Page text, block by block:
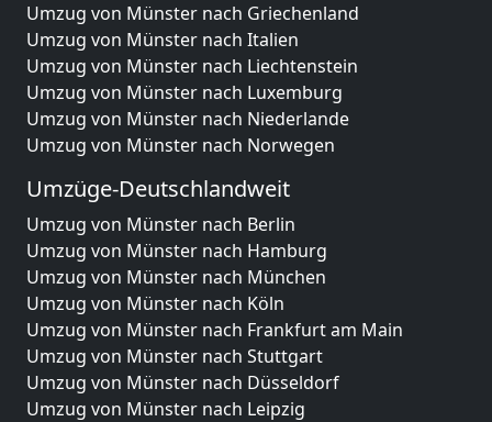
Umzug von Münster nach Griechenland
Umzug von Münster nach Italien
Umzug von Münster nach Liechtenstein
Umzug von Münster nach Luxemburg
Umzug von Münster nach Niederlande
Umzug von Münster nach Norwegen
Umzüge-Deutschlandweit
Umzug von Münster nach Berlin
Umzug von Münster nach Hamburg
Umzug von Münster nach München
Umzug von Münster nach Köln
Umzug von Münster nach Frankfurt am Main
Umzug von Münster nach Stuttgart
Umzug von Münster nach Düsseldorf
Umzug von Münster nach Leipzig